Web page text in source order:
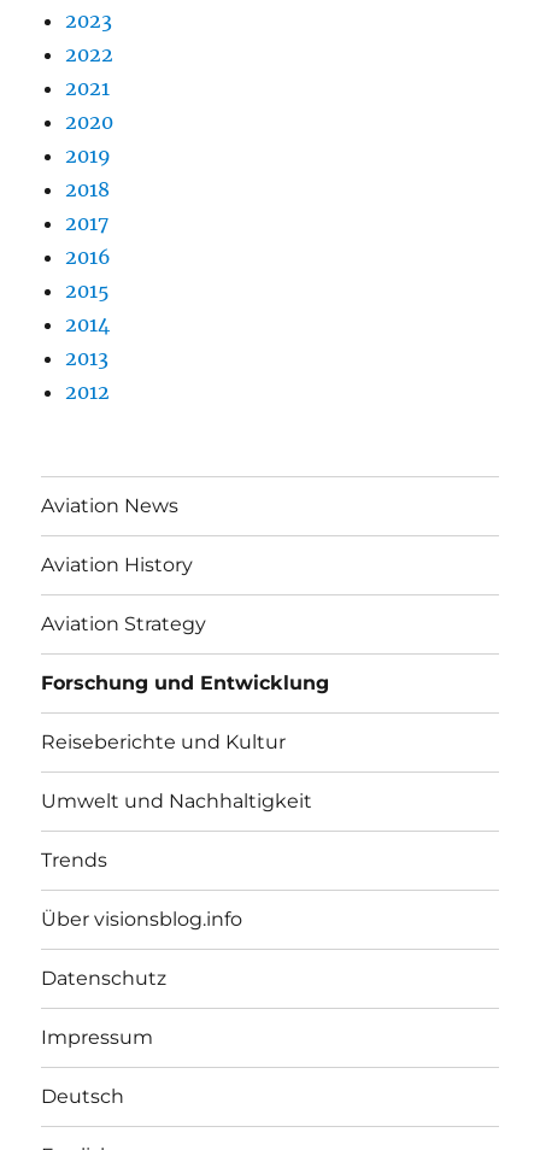
2023
2022
2021
2020
2019
2018
2017
2016
2015
2014
2013
2012
Aviation News
Aviation History
Aviation Strategy
Forschung und Entwicklung
Reiseberichte und Kultur
Umwelt und Nachhaltigkeit
Trends
Über visionsblog.info
Datenschutz
Impressum
Deutsch